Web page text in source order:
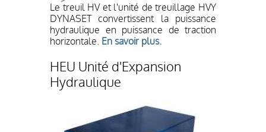
Le treuil HV et l'unité de treuillage HVY
DYNASET convertissent la puissance
hydraulique en puissance de traction
horizontale. En savoir plus.
HEU Unité d'Expansion
Hydraulique